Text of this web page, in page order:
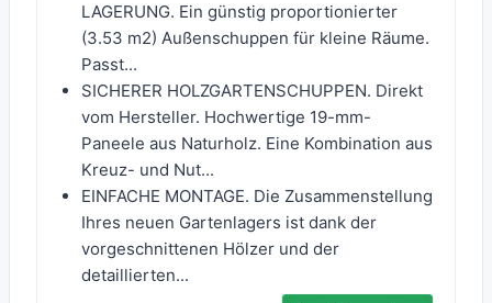
LAGERUNG. Ein günstig proportionierter
(3.53 m2) Außenschuppen für kleine Räume.
Passt...
SICHERER HOLZGARTENSCHUPPEN. Direkt
vom Hersteller. Hochwertige 19-mm-
Paneele aus Naturholz. Eine Kombination aus
Kreuz- und Nut...
EINFACHE MONTAGE. Die Zusammenstellung
Ihres neuen Gartenlagers ist dank der
vorgeschnittenen Hölzer und der
detaillierten...